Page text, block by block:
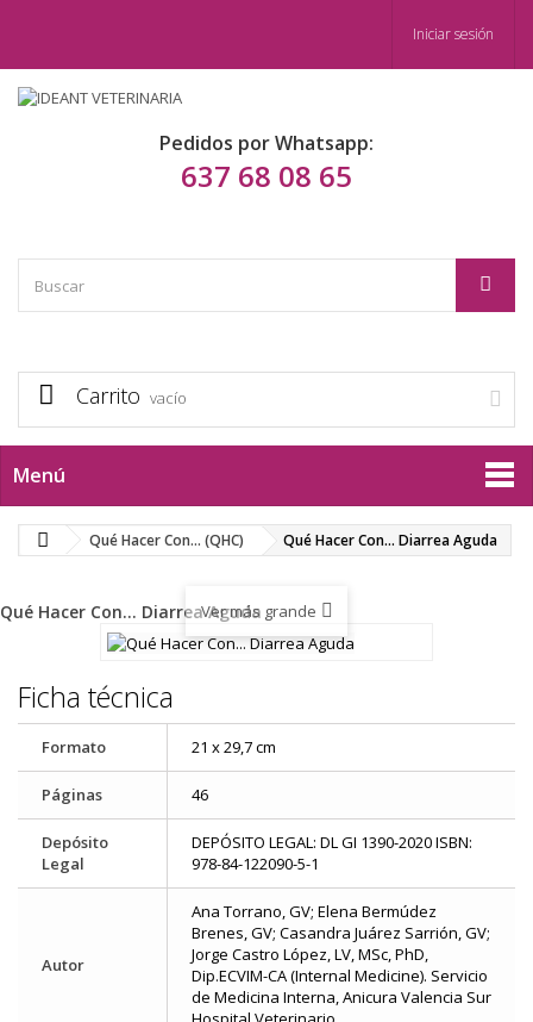
Iniciar sesión
Pedidos por Whatsapp:
637 68 08 65
Carrito vacío
Menú
Qué Hacer Con... (QHC) Qué Hacer Con... Diarrea Aguda
Qué Hacer Con... Diarrea Aguda
Ver más grande
Ficha técnica
Formato 21 x 29,7 cm
Páginas 46
Depósito
Legal
DEPÓSITO LEGAL: DL GI 1390-2020 ISBN:
978-84-122090-5-1
Autor
Ana Torrano, GV; Elena Bermúdez
Brenes, GV; Casandra Juárez Sarrión, GV;
Jorge Castro López, LV, MSc, PhD,
Dip.ECVIM-CA (Internal Medicine). Servicio
de Medicina Interna, Anicura Valencia Sur